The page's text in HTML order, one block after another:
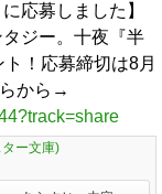
応募しました】
ジー。十夜『半
！応募締切は8月
から→
ー文庫)